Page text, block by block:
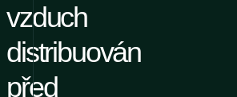
vzduch
distribuován
před